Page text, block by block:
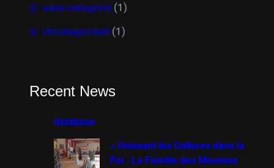
sans-categorie (1)
Uncategorized (1)
Recent News
database
« Unissant les Cultures dans la
Foi : La Famille des Missions